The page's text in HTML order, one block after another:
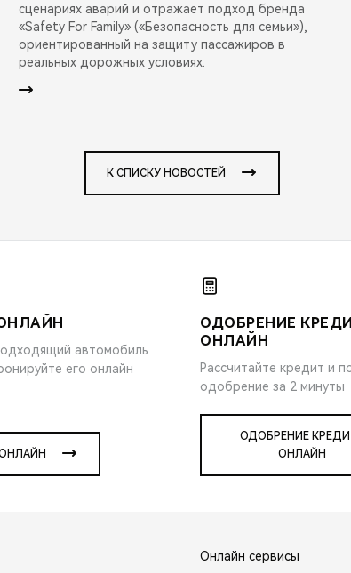
сценариях аварий и отражает подход бренда
«Safety For Family» («Безопасность для семьи»),
ориентированный на защиту пассажиров в
реальных дорожных условиях.
К СПИСКУ НОВОСТЕЙ
автомобиль
его онлайн
ОДОБРЕНИЕ
ОНЛАЙН
Рассчитайте кредит и
одобрение за 2 минуты
ОДОБРЕНИЕ
ОНЛАЙН
Онлайн сервисы